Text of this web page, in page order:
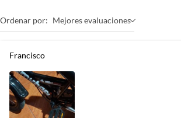
Ordenar por: Mejores evaluaciones
Francisco